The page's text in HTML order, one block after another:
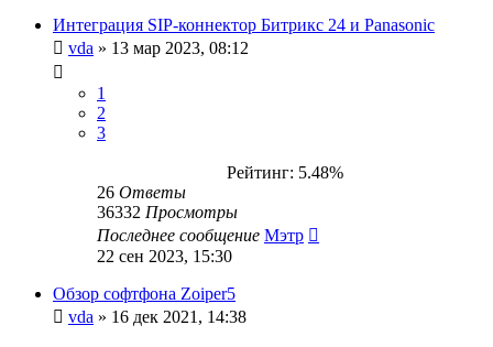
Интеграция SIP-коннектор Битрикс 24 и Panasonic
vda » 13 мар 2023, 08:12
1
2
3
Рейтинг: 5.48%
26 Ответы
36332 Просмотры
Последнее сообщение Мэтр
22 сен 2023, 15:30
Обзор софтфона Zoiper5
vda » 16 дек 2021, 14:38